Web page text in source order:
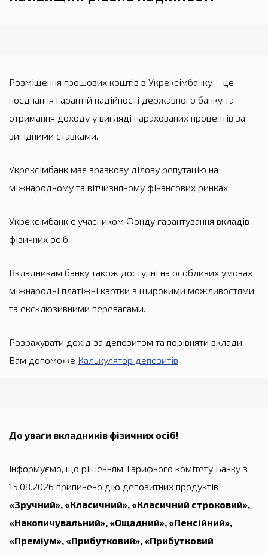
Розміщення грошових коштів в Укрексімбанку – це
поєднання гарантій надійності державного банку та
отримання доходу у вигляді нарахованих процентів за
вигідними ставками.
Укрексімбанк має зразкову ділову репутацію на
міжнародному та вітчизняному фінансових ринках.
Укрексімбанк є учасником Фонду гарантування вкладів
фізичних осіб.
Вкладникам банку також доступні на особливих умовах
міжнародні платіжні картки з широкими можливостями
та ексклюзивними перевагами.
Розрахувати дохід за депозитом та порівняти вклади
Вам допоможе Калькулятор депозитів
До уваги вкладників фізичних осіб!
Інформуємо, що рішенням Тарифного комітету Банку з
15.08.2026 припинено дію депозитних продуктів
«Зручний», «Класичний», «Класичний строковий»,
«Накопичувальний», «Ощадний», «Пенсійний»,
«Преміум», «Прибутковий», «Прибутковий